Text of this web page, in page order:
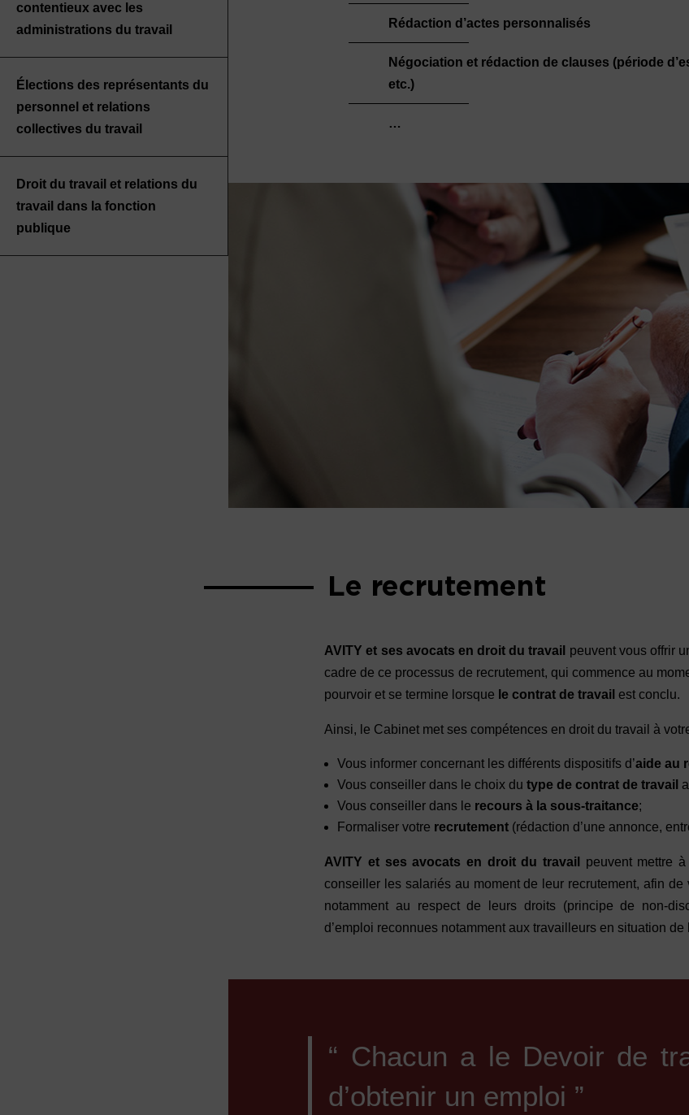
contentieux avec les
administrations du travail
Élections des représentants du
personnel et relations
collectives du travail
Droit du travail et relations du
travail dans la fonction
publique
Rédaction d’actes personnalisés
Négociation et rédaction de clauses (période
etc.)
…
Le recrutement
AVITY et ses avocats en droit du travail peuvent vous offrir
cadre de ce processus de recrutement, qui commence au
pourvoir et se termine lorsque le contrat de travail est conclu.
Ainsi, le Cabinet met ses compétences en droit du travail à
Vous informer concernant les différents dispositifs d’aide au
Vous conseiller dans le choix dutype de contrat de travail
Vous conseiller dans le recours à la sous-traitance;
Formaliser votre recrutement (rédaction d’une annonce,
AVITY et ses avocats en droit du travail peuvent mettre
conseiller les salariés au moment de leur recrutement, afin de
notamment au respect de leurs droits (principe de non-
d’emploi reconnues notamment aux travailleurs en situation
“ Chacun a le Devoir de
d’obtenir un emploi ”